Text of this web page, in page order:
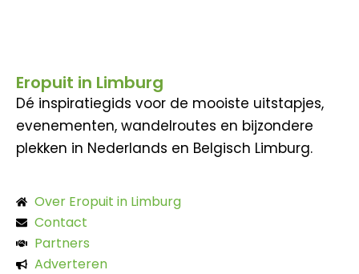
Eropuit in Limburg
Dé inspiratiegids voor de mooiste uitstapjes,
evenementen, wandelroutes en bijzondere
plekken in Nederlands en Belgisch Limburg.
Over Eropuit in Limburg
Contact
Partners
Adverteren